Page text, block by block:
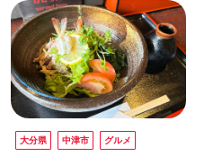
大分県 中津市 グルメ